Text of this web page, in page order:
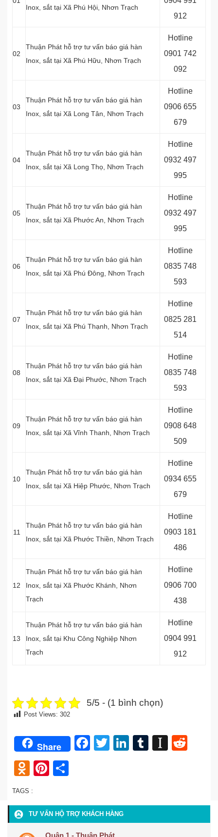
Inox, sắt tại Xã Phú Hội, Nhơn Trạch
912
02
Thuận Phát hỗ trợ tư vấn báo giá hàn
Inox, sắt tại Xã Phú Hữu, Nhơn Trạch
Hotline
0901 742
092
03
Thuận Phát hỗ trợ tư vấn báo giá hàn
Inox, sắt tại Xã Long Tân, Nhơn Trạch
Hotline
0906 655
679
04
Thuận Phát hỗ trợ tư vấn báo giá hàn
Inox, sắt tại Xã Long Thọ, Nhơn Trạch
Hotline
0932 497
995
05
Thuận Phát hỗ trợ tư vấn báo giá hàn
Inox, sắt tại Xã Phước An, Nhơn Trạch
Hotline
0932 497
995
06
Thuận Phát hỗ trợ tư vấn báo giá hàn
Inox, sắt tại Xã Phú Đông, Nhơn Trạch
Hotline
0835 748
593
07
Thuận Phát hỗ trợ tư vấn báo giá hàn
Inox, sắt tại Xã Phú Thạnh, Nhơn Trạch
Hotline
0825 281
514
08
Thuận Phát hỗ trợ tư vấn báo giá hàn
Inox, sắt tại Xã Đại Phước, Nhơn Trạch
Hotline
0835 748
593
09
Thuận Phát hỗ trợ tư vấn báo giá hàn
Inox, sắt tại Xã Vĩnh Thanh, Nhơn Trạch
Hotline
0908 648
509
10
Thuận Phát hỗ trợ tư vấn báo giá hàn
Inox, sắt tại Xã Hiệp Phước, Nhơn Trạch
Hotline
0934 655
679
11
Thuận Phát hỗ trợ tư vấn báo giá hàn
Inox, sắt tại Xã Phước Thiền, Nhơn Trạch
Hotline
0903 181
486
12
Thuận Phát hỗ trợ tư vấn báo giá hàn
Inox, sắt tại Xã Phước Khánh, Nhơn
Trạch
Hotline
0906 700
438
13
Thuận Phát hỗ trợ tư vấn báo giá hàn
Inox, sắt tại Khu Công Nghiệp Nhơn
Trạch
Hotline
0904 991
912
5/5 - (1 bình chọn)
Post Views: 302
Share Facebook
TwitterLinkedIn
Tumblr
Odnoklassniki
Pinterest
TAGS :
TƯ VẤN HỘ TRỢ KHÁCH HÀNG
Quận 1 - Thuận Phát